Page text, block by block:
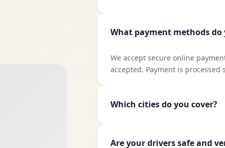
location and destination, select
What payment methods do
We accept secure online
accepted. Payment is
Which cities do you cover?
Uppsala, Linköping, Västerås,
Are your drivers safe and